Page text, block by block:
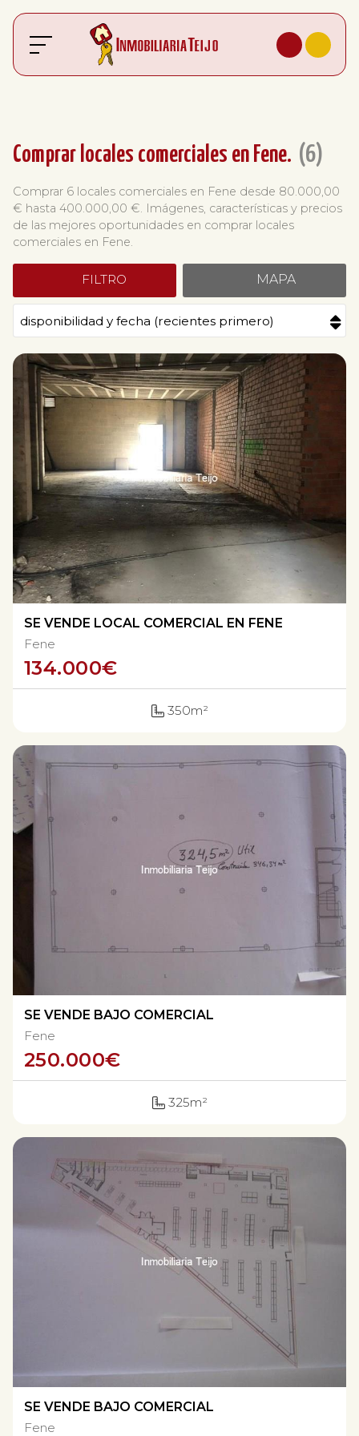
Comprar locales comerciales en Fene. 6
Comprar 6 locales comerciales en Fene desde 80.000,00
€ hasta 400.000,00 €. Imágenes, características y precios
de las mejores oportunidades en comprar locales
comerciales en Fene.
FILTRO MAPA
SE VENDE LOCAL COMERCIAL EN FENE
134.000€
350m²
Fene
SE VENDE BAJO COMERCIAL
250.000€
325m²
Fene
SE VENDE BAJO COMERCIAL
Fene